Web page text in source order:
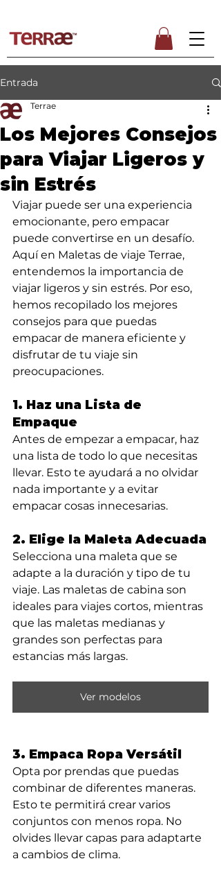
Entrada
Los Mejores Consejos
para Viajar Ligeros y
sin Estrés
Terrae
Viajar puede ser una experiencia
emocionante, pero empacar
puede convertirse en un desafío.
Aquí en Maletas de viaje Terrae,
entendemos la importancia de
viajar ligeros y sin estrés. Por eso,
hemos recopilado los mejores
consejos para que puedas
empacar de manera eficiente y
disfrutar de tu viaje sin
preocupaciones.
1. Haz una Lista de
Empaque
Antes de empezar a empacar, haz
una lista de todo lo que necesitas
llevar. Esto te ayudará a no olvidar
nada importante y a evitar
empacar cosas innecesarias.
2. Elige la Maleta Adecuada
Selecciona una maleta que se
adapte a la duración y tipo de tu
viaje. Las maletas de cabina son
ideales para viajes cortos, mientras
que las maletas medianas y
grandes son perfectas para
estancias más largas.
Ver modelos
3. Empaca Ropa Versátil
Opta por prendas que puedas
combinar de diferentes maneras.
Esto te permitirá crear varios
conjuntos con menos ropa. No
olvides llevar capas para adaptarte
a cambios de clima.